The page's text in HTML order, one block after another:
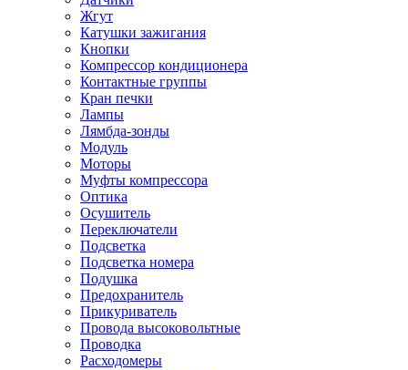
Жгут
Катушки зажигания
Кнопки
Компрессор кондиционера
Контактные группы
Кран печки
Лампы
Лямбда-зонды
Модуль
Моторы
Муфты компрессора
Оптика
Осушитель
Переключатели
Подсветка
Подсветка номера
Подушка
Предохранитель
Прикуриватель
Провода высоковольтные
Проводка
Расходомеры